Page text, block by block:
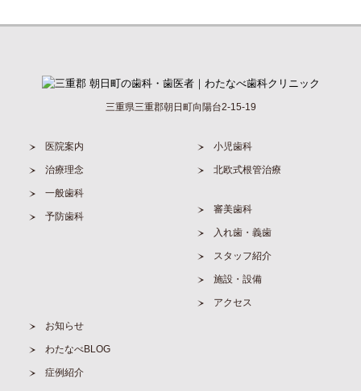
三重県三重郡朝日町向陽台2-15-19
医院案内
治療理念
一般歯科
予防歯科
小児歯科
北欧式根管治療
審美歯科
入れ歯・義歯
スタッフ紹介
施設・設備
アクセス
お知らせ
わたなべBLOG
症例紹介